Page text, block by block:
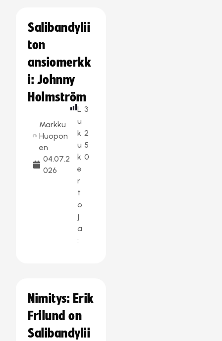
Salibandylii
ton
ansiomerkk
i: Johnny
Holmström
Markku
Huopon
en
04.07.2
026
L
u
k
u
k
e
r
t
o
j
a
:
3
2
5
0
Nimitys: Erik
Frilund on
Salibandylii